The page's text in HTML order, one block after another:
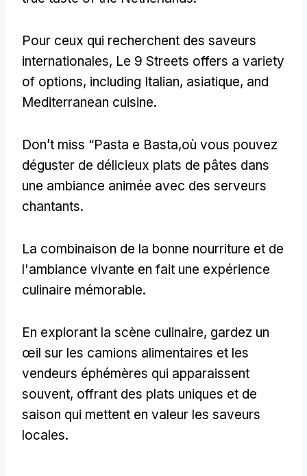
Pour ceux qui recherchent des saveurs
internationales, Le 9 Streets offers a variety
of options, including Italian, asiatique, and
Mediterranean cuisine.
Don’t miss “Pasta e Basta,où vous pouvez
déguster de délicieux plats de pâtes dans
une ambiance animée avec des serveurs
chantants.
La combinaison de la bonne nourriture et de
l'ambiance vivante en fait une expérience
culinaire mémorable.
En explorant la scène culinaire, gardez un
œil sur les camions alimentaires et les
vendeurs éphémères qui apparaissent
souvent, offrant des plats uniques et de
saison qui mettent en valeur les saveurs
locales.